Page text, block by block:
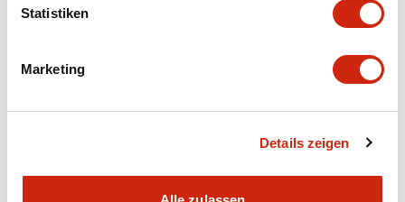
Statistiken
Marketing
Details zeigen
SA1E Miniatur